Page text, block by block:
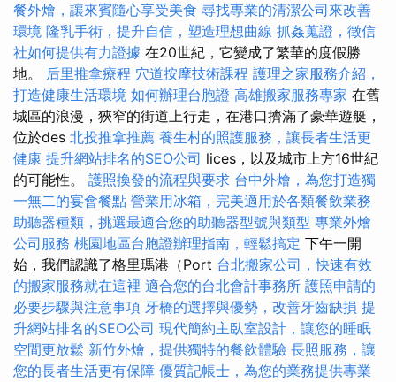
餐外燴，讓來賓隨心享受美食 尋找專業的清潔公司來改善
環境 隆乳手術，提升自信，塑造理想曲線 抓姦蒐證，徵信
社如何提供有力證據 在20世紀，它變成了繁華的度假勝
地。 后里推拿療程 穴道按摩技術課程 護理之家服務介紹，
打造健康生活環境 如何辦理台胞證 高雄搬家服務專家 在舊
城區的浪漫，狹窄的街道上行走，在港口擠滿了豪華遊艇，
位於des 北投推拿推薦 養生村的照護服務，讓長者生活更
健康 提升網站排名的SEO公司 lices，以及城市上方16世紀
的可能性。 護照換發的流程與要求 台中外燴，為您打造獨
一無二的宴會餐點 營業用冰箱，完美適用於各類餐飲業務
助聽器種類，挑選最適合您的助聽器型號與類型 專業外燴
公司服務 桃園地區台胞證辦理指南，輕鬆搞定 下午一開
始，我們認識了格里瑪港（Port 台北搬家公司，快速有效
的搬家服務就在這裡 適合您的台北會計事務所 護照申請的
必要步驟與注意事項 牙橋的選擇與優勢，改善牙齒缺損 提
升網站排名的SEO公司 現代簡約主臥室設計，讓您的睡眠
空間更放鬆 新竹外燴，提供獨特的餐飲體驗 長照服務，讓
您的長者生活更有保障 優質記帳士，為您的業務提供專業